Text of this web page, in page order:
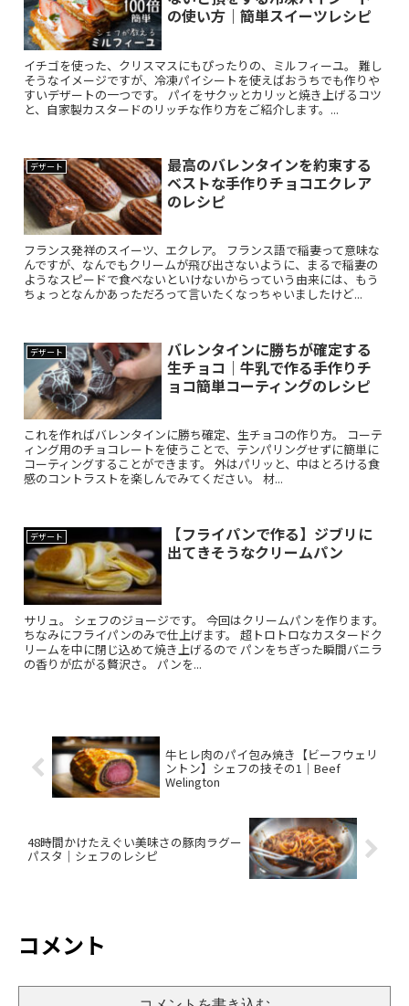
の使い方｜簡単スイーツレシピ
イチゴを使った、クリスマスにもぴったりの、ミルフィーユ。 難し
そうなイメージですが、冷凍パイシートを使えばおうちでも作りや
すいデザートの一つです。 パイをサクッとカリッと焼き上げるコツ
と、自家製カスタードのリッチな作り方をご紹介します。...
デザート
最高のバレンタインを約束する
ベストな手作りチョコエクレア
のレシピ
フランス発祥のスイーツ、エクレア。 フランス語で稲妻って意味な
んですが、なんでもクリームが飛び出さないように、まるで稲妻の
ようなスピードで食べないといけないからっていう由来には、もう
ちょっとなんかあっただろって言いたくなっちゃいましたけど...
デザート
バレンタインに勝ちが確定する
生チョコ｜牛乳で作る手作りチ
ョコ簡単コーティングのレシピ
これを作ればバレンタインに勝ち確定、生チョコの作り方。 コーテ
ィング用のチョコレートを使うことで、テンパリングせずに簡単に
コーティングすることができます。 外はパリッと、中はとろける食
感のコントラストを楽しんでみてください。 材...
デザート
【フライパンで作る】ジブリに
出てきそうなクリームパン
サリュ。 シェフのジョージです。 今回はクリームパンを作ります。
ちなみにフライパンのみで仕上げます。 超トロトロなカスタードク
リームを中に閉じ込めて焼き上げるので パンをちぎった瞬間バニラ
の香りが広がる贅沢さ。 パンを...
牛ヒレ肉のパイ包み焼き【ビーフウェリ
ントン】シェフの技その1｜Beef
Welington
48時間かけたえぐい美味さの豚肉ラグー
パスタ｜シェフのレシピ
コメント